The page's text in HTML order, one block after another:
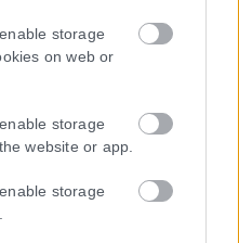
storage
on web or
storage
website or app.
storage